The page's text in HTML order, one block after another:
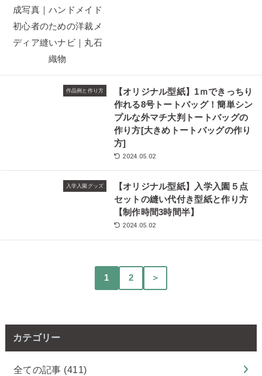
作品例と作り方
【オリジナル型紙】1ｍできっちり
作れる8号トートバッグ！簡単シン
プルな外マチ大判トートバッグの
作り方[大きめトートバッグの作り
方]
2024.05.02
入学入園グッズ
【オリジナル型紙】入学入園５点
セットの縫い代付き型紙と作り方
【制作時間3時間半】
2024.05.02
1 2 ＞
カテゴリー
全ての記事 (411)